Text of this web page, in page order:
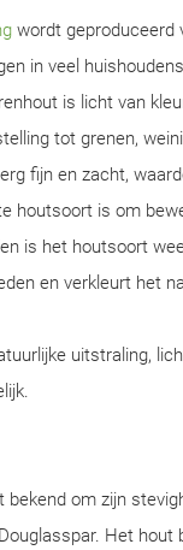
wordt geproduceerd
in veel
is licht van
tot grenen,
fijn en zacht,
houtsoort is om
is het houtsoort
en verkleurt het
uitstraling,
bekend om zijn
Het hout